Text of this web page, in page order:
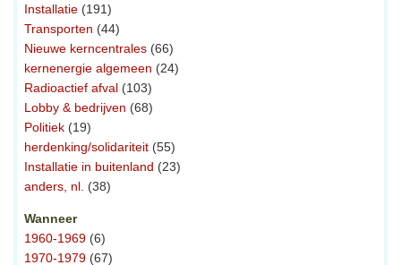
Installatie (191)
Transporten (44)
Nieuwe kerncentrales (66)
kernenergie algemeen (24)
Radioactief afval (103)
Lobby & bedrijven (68)
Politiek (19)
herdenking/solidariteit (55)
Installatie in buitenland (23)
anders, nl. (38)
Wanneer
1960-1969 (6)
1970-1979 (67)